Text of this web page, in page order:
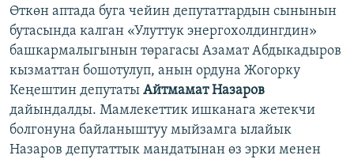
Өткөн аптада буга чейин депутаттардын сынынын
бутасында калган «Улуттук энергохолдингдин»
башкармалыгынын төрагасы Азамат Абдыкадыров
кызматтан бошотулуп, анын ордуна Жогорку
Кеңештин депутаты Айтмамат Назаров
дайындалды. Мамлекеттик ишканага жетекчи
болгонуна байланыштуу мыйзамга ылайык
Назаров депутаттык мандатынан өз эрки менен